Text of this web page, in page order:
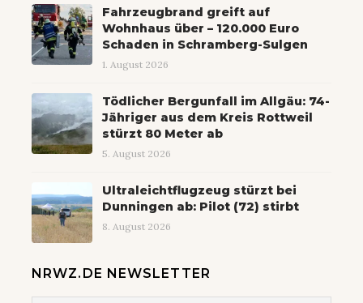
Fahrzeugbrand greift auf
Wohnhaus über – 120.000 Euro
Schaden in Schramberg-Sulgen
1. August 2026
Tödlicher Bergunfall im Allgäu: 74-
Jähriger aus dem Kreis Rottweil
stürzt 80 Meter ab
5. August 2026
Ultraleichtflugzeug stürzt bei
Dunningen ab: Pilot (72) stirbt
8. August 2026
NRWZ.DE NEWSLETTER